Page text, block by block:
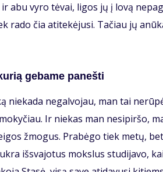
abu vy­ro tė­vai, li­gos jų į lo­vą
ra­do čia ati­te­kė­ju­si. Ta­čiau jų
ge­ba­me pa­neš­ti
nie­ka­da ne­gal­vo­jau, man tai
Ir nie­kas man ne­si­pir­šo,
žmo­gus. Pra­bė­go tiek me­tų,
iš­sva­jo­tus moks­lus stu­di­ja­vo,